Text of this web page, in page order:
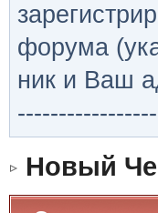
форума
ник и Ваш
Новый